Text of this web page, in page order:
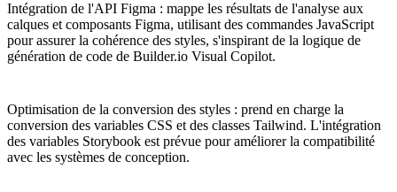
Intégration de l'API Figma : mappe les résultats de l'analyse aux
calques et composants Figma, utilisant des commandes JavaScript
pour assurer la cohérence des styles, s'inspirant de la logique de
génération de code de Builder.io Visual Copilot.
Optimisation de la conversion des styles : prend en charge la
conversion des variables CSS et des classes Tailwind. L'intégration
des variables Storybook est prévue pour améliorer la compatibilité
avec les systèmes de conception.